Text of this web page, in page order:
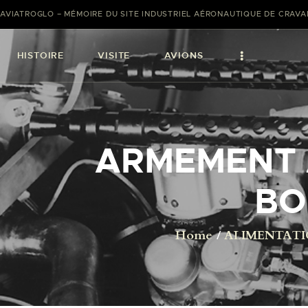
AVIATROGLO – MÉMOIRE DU SITE INDUSTRIEL AÉRONAUTIQUE DE
HISTOIRE VISITE AVIONS
Home